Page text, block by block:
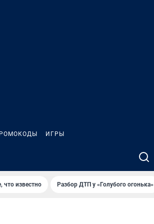
ИГРЫ
что известно Разбор ДТП у «Голубого огонька»